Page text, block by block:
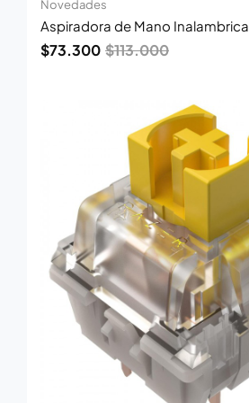
Novedades
Aspiradora de Mano Inalambrica
$113.000
$73.300